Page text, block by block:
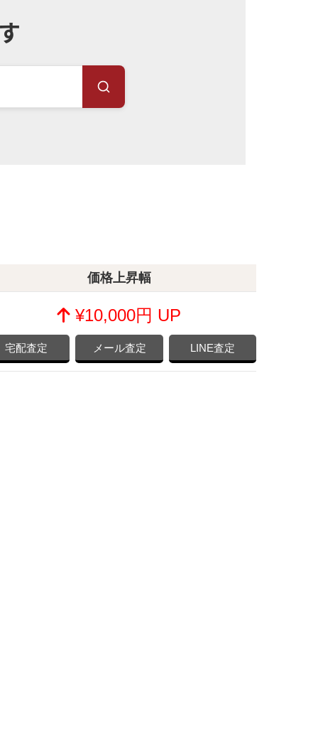
価格上昇幅
¥10,000円 UP
宅配査定 メール査定 LINE査定